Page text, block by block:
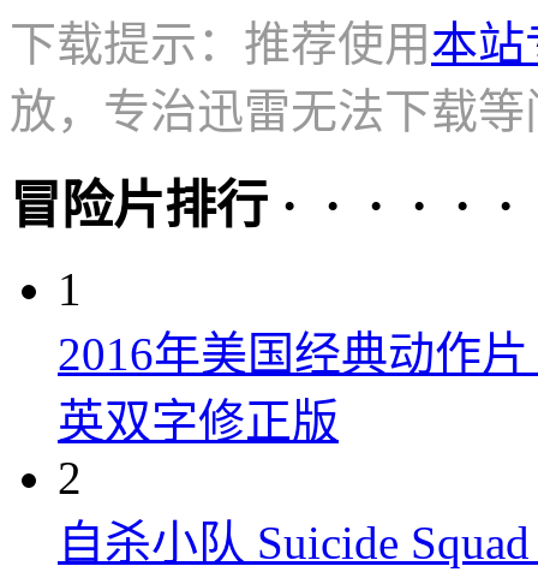
下载提示：推荐使用本站
放，专治迅雷无法下载等
冒险片排行 · · · · · ·
1
2016年美国经典动作
英双字修正版
2
自杀小队 Suicide